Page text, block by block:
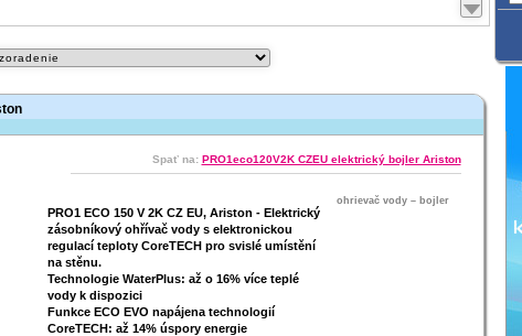
Maximalizovať
Spať na: PRO1eco120V2K CZEU elektrický bojler Ariston
ohrievač vody – bojler
PRO1 ECO 150 V 2K CZ EU, Ariston - Elektrický
zásobníkový ohřívač vody s elektronickou
regulací teploty CoreTECH pro svislé umístění
na stěnu.
Technologie WaterPlus: až o 16% více teplé
vody k dispozici
Funkce ECO EVO napájena technologií
CoreTECH: až 14% úspory energie